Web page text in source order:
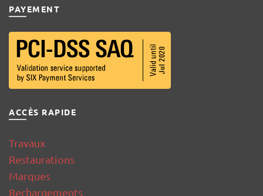
PAYEMENT
ACCÈS RAPIDE
Travaux
Restaurations
Marques
Rechargements